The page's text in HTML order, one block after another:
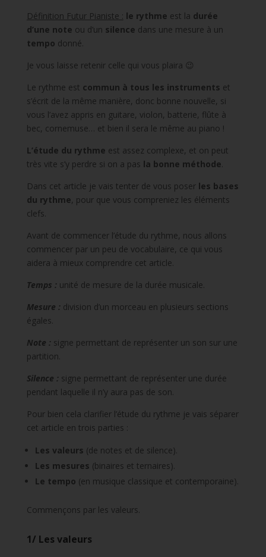
Définition Futur Pianiste : le rythme est la durée
d’une note ou d’un silence dans une mesure à un
tempo donné.
Je vous laisse retenir celle qui vous plaira 😉
Le rythme est commun à tous les instruments et
s’écrit de la même manière, donc bonne nouvelle, si
vous l’avez appris en guitare, violon, batterie, flûte à
bec, cornemuse… et bien il sera le même au piano !
L’étude du rythme est assez complexe, et on peut
très vite s’y perdre si on a pas la bonne méthode
Dans cet article je vais tenter de vous poser les bases
du rythme, pour que vous compreniez les éléments
clefs.
Avant de commencer l’étude du rythme, nous allons
commencer par un peu de vocabulaire, ce qui vous
aidera à mieux comprendre cet article.
Temps : unité de mesure de la durée musicale.
Mesure : division d’un morceau en plusieurs sections
égales.
Note : signe permettant de représenter un son sur une
partition.
Silence : signe permettant de représenter une durée
pendant laquelle il n’y aura pas de son.
Pour bien cela clarifier l’étude du rythme je vais séparer
cet article en trois parties :
Les valeurs (de notes et de silence).
Les mesures (binaires et ternaires).
Le tempo (en musique classique et contemporaine).
Commençons par les valeurs.
1/ Les valeurs